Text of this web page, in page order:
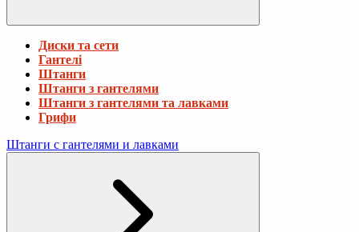
Диски та сети
Гантелі
Штанги
Штанги з гантелями
Штанги з гантелями та лавками
Грифи
Штанги с гантелями и лавками